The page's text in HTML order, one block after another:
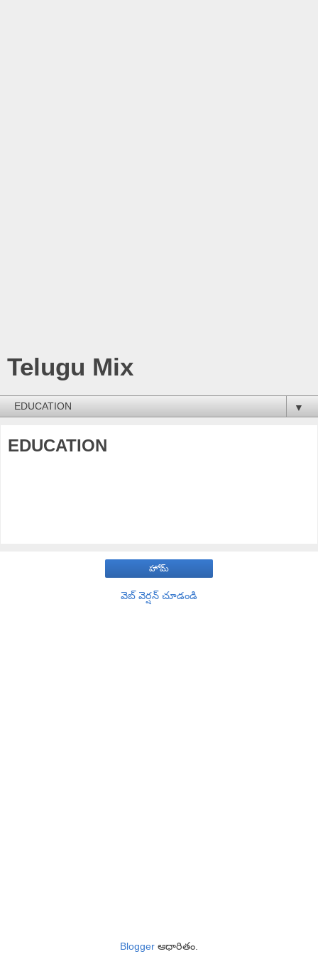
Telugu Mix
▼
EDUCATION
హోమ్
వెబ్ వెర్షన్‌ చూడండి
Blogger ఆధారితం.